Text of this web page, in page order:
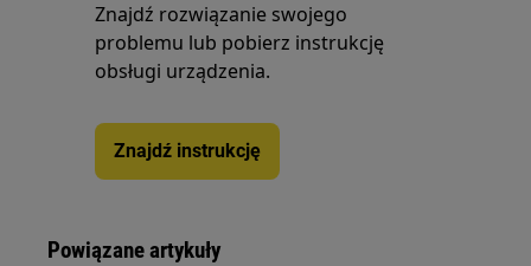
Znajdź rozwiązanie swojego
problemu lub pobierz instrukcję
obsługi urządzenia.
Znajdź instrukcję
Powiązane artykuły